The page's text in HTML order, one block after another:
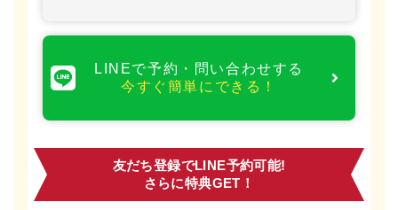
LINEで予約・問い合わせする
今すぐ簡単にできる！
友だち登録でLINE予約可能!
さらに特典GET！